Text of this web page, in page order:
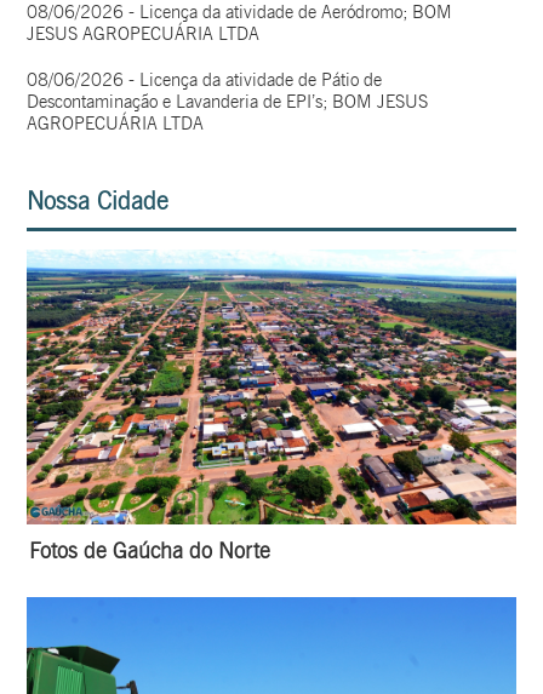
08/06/2026 - Licença da atividade de Aeródromo; BOM
JESUS AGROPECUÁRIA LTDA
08/06/2026 - Licença da atividade de Pátio de
Descontaminação e Lavanderia de EPI’s; BOM JESUS
AGROPECUÁRIA LTDA
Nossa Cidade
Fotos de Gaúcha do Norte